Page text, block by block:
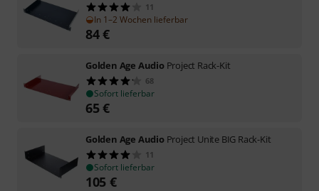
11
In 1–2 Wochen lieferbar
84€
Golden Age Audio Project Rack-Kit
68
Sofort lieferbar
65€
Golden Age Audio Project Unite BIG Rack-Kit
11
Sofort lieferbar
105 €